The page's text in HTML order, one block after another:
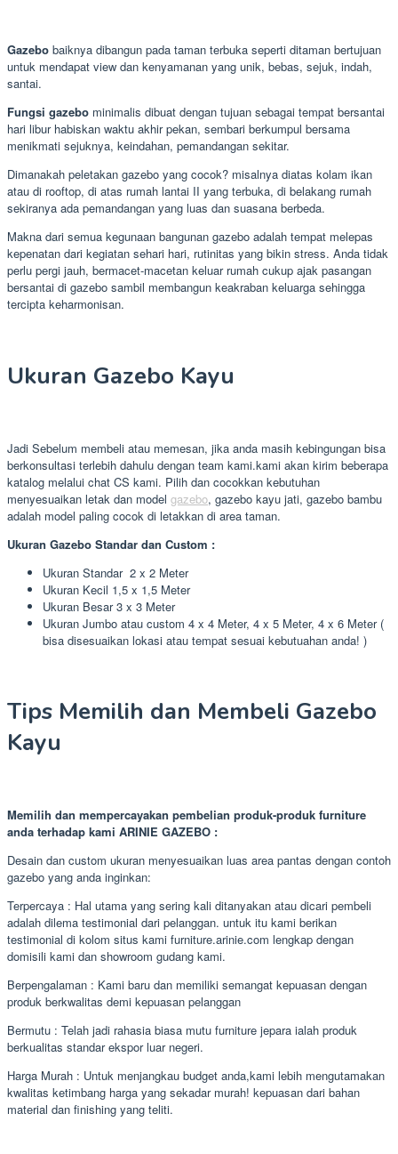
Gazebo baiknya dibangun pada taman terbuka seperti ditaman bertujuan
untuk mendapat view dan kenyamanan yang unik, bebas, sejuk, indah,
santai.
Fungsi gazebo minimalis dibuat dengan tujuan sebagai tempat bersantai
hari libur habiskan waktu akhir pekan, sembari berkumpul bersama
menikmati sejuknya, keindahan, pemandangan sekitar.
Dimanakah peletakan gazebo yang cocok? misalnya diatas kolam ikan
atau di rooftop, di atas rumah lantai II yang terbuka, di belakang rumah
sekiranya ada pemandangan yang luas dan suasana berbeda.
Makna dari semua kegunaan bangunan gazebo adalah tempat melepas
kepenatan dari kegiatan sehari hari, rutinitas yang bikin stress. Anda tidak
perlu pergi jauh, bermacet-macetan keluar rumah cukup ajak pasangan
bersantai di gazebo sambil membangun keakraban keluarga sehingga
tercipta keharmonisan.
Ukuran Gazebo Kayu
Jadi Sebelum membeli atau memesan, jika anda masih kebingungan bisa
berkonsultasi terlebih dahulu dengan team kami.kami akan kirim beberapa
katalog melalui chat CS kami. Pilih dan cocokkan kebutuhan
menyesuaikan letak dan model gazebo, gazebo kayu jati, gazebo bambu
adalah model paling cocok di letakkan di area taman.
Ukuran Gazebo Standar dan Custom :
Ukuran Standar 2 x 2 Meter
Ukuran Kecil 1,5 x 1,5 Meter
Ukuran Besar 3 x 3 Meter
Ukuran Jumbo atau custom 4 x 4 Meter, 4 x 5 Meter, 4 x 6 Meter (
bisa disesuaikan lokasi atau tempat sesuai kebutuahan anda! )
Tips Memilih dan Membeli Gazebo
Kayu
Memilih dan mempercayakan pembelian produk-produk furniture
anda terhadap kami ARINIE GAZEBO :
Desain dan custom ukuran menyesuaikan luas area pantas dengan contoh
gazebo yang anda inginkan:
Terpercaya : Hal utama yang sering kali ditanyakan atau dicari pembeli
adalah dilema testimonial dari pelanggan. untuk itu kami berikan
testimonial di kolom situs kami furniture.arinie.com lengkap dengan
domisili kami dan showroom gudang kami.
Berpengalaman : Kami baru dan memiliki semangat kepuasan dengan
produk berkwalitas demi kepuasan pelanggan
Bermutu : Telah jadi rahasia biasa mutu furniture jepara ialah produk
berkualitas standar ekspor luar negeri.
Harga Murah : Untuk menjangkau budget anda,kami lebih mengutamakan
kwalitas ketimbang harga yang sekadar murah! kepuasan dari bahan
material dan finishing yang teliti.